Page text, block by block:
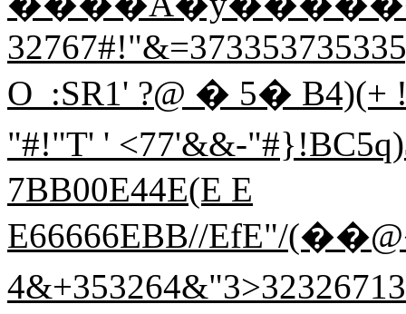
O  :SR1' ?@ � 5�
"#!"T' ' <77'&&-
7BB00E44E(E E
E66666EBB//EfE"/